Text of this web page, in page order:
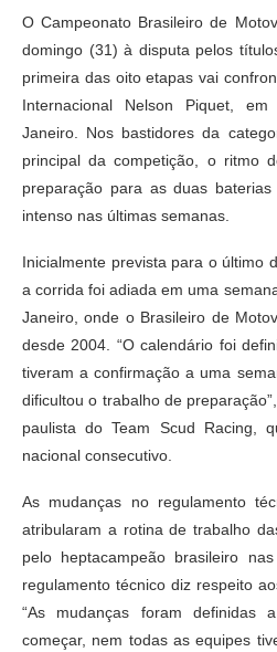
O Campeonato Brasileiro de
domingo (31) à disputa pelos
primeira das oito etapas vai
Internacional Nelson Piquet,
Janeiro. Nos bastidores da
principal da competição, o ritmo
preparação para as duas
intenso nas últimas semanas.
Inicialmente prevista para o último
a corrida foi adiada em uma
Janeiro, onde o Brasileiro de
desde 2004. “O calendário foi
tiveram a confirmação a uma
dificultou o trabalho de
paulista do Team Scud Racing,
nacional consecutivo.
As mudanças no regulamento
atribularam a rotina de trabalho
pelo heptacampeão brasileiro
regulamento técnico diz respeito
“As mudanças foram definidas
começar, nem todas as equipes